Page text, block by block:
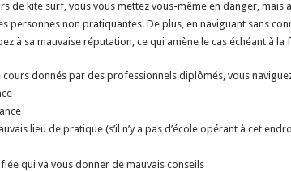
de kite surf, vous vous mettez vous-même en danger, mais
personnes non pratiquantes. De plus, en naviguant sans
à sa mauvaise réputation, ce qui amène le cas échéant à
cours donnés par des professionnels diplômés, vous
lieu de pratique (s’il n’y a pas d’école opérant à cet
qui va vous donner de mauvais conseils